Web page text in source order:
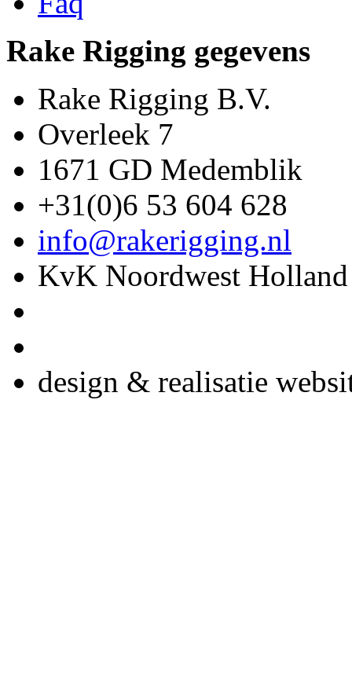
Rake Rigging gegevens
Rake Rigging B.V.
Overleek 7
1671 GD Medemblik
+31(0)6 53 604 628
info@rakerigging.nl
KvK Noordwest
design & realisatie